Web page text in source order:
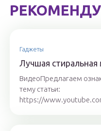
Гаджеты
Лучшая стиральная
ВидеоПредлагаем
тему статьи:
https://